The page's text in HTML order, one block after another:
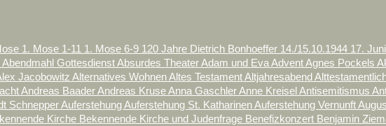
1. Mose 1-11 1. Mose 6-9 120 Jahre Dietrich Bonhoeffer 14./15.10.1944 17. Juni
Abendmahl GottesdienstAbsurdes TheaterAdam und EvaAdventAgnes Pockels
Jacobowitz Alternatives WohnenAltes TestamentAltjahresabend
Andreas BaaderAndreas KruseAnna GaschlerAnne KreiselAntisemitismus
SchnepperAuferstehungAuferstehung St. KatharinenAuferstehung Vernunft
Kirche Bekennende Kirche und Judenfrage Benefizkonzert Benjamin